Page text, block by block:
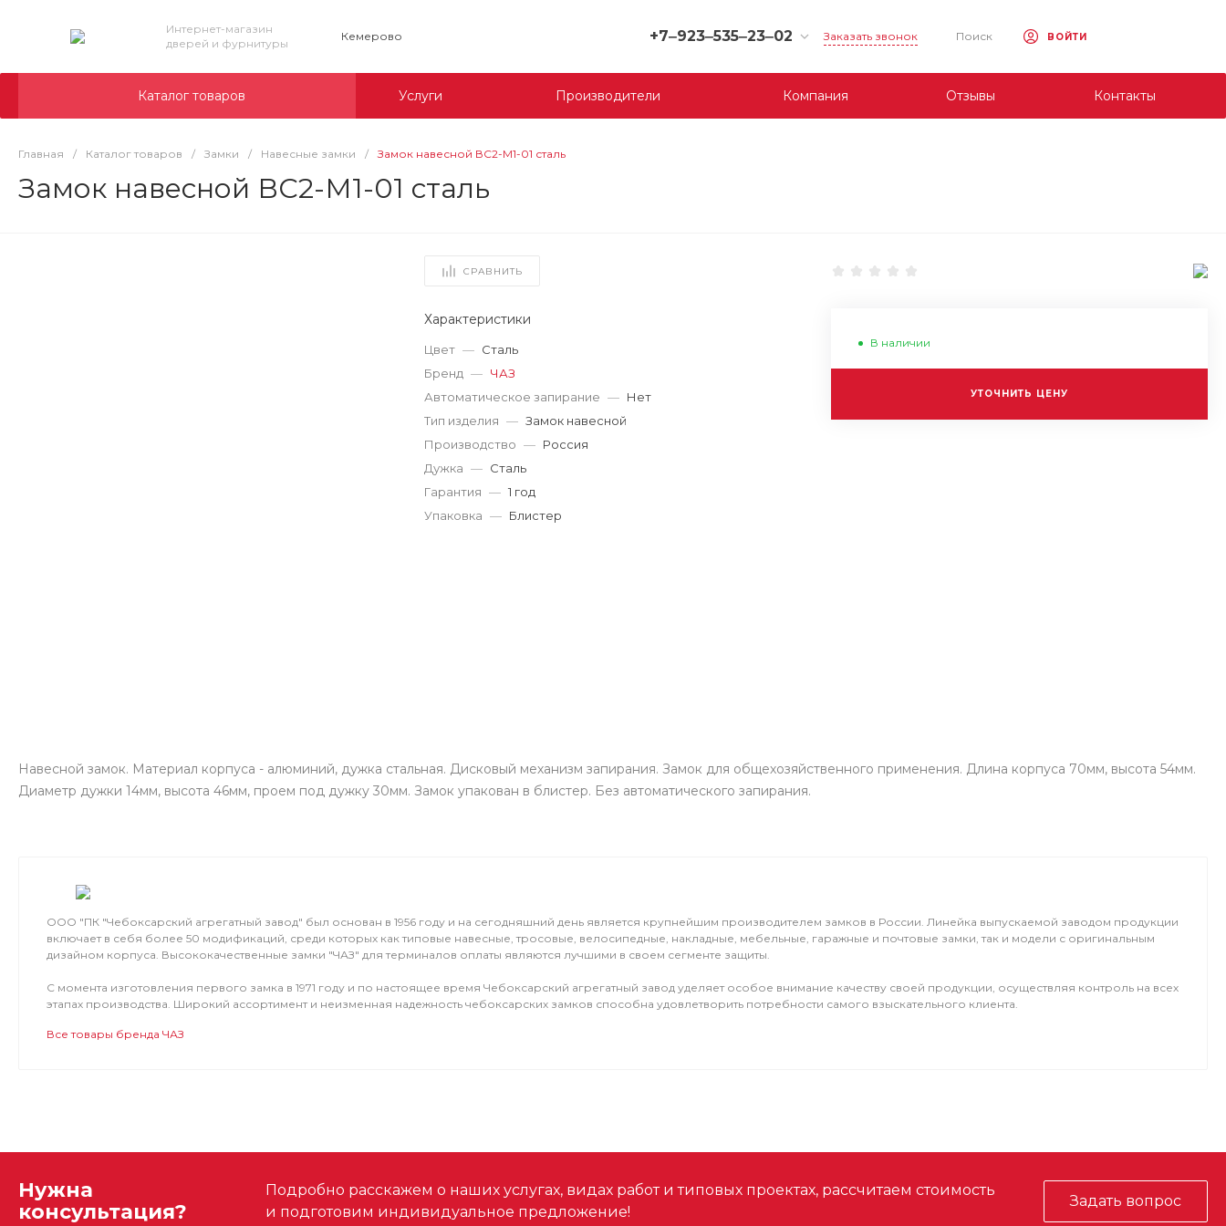
Интернет-магазин
дверей и фурнитуры
Кемерово +7‒923‒535‒23‒02
г. Кемерово, ул. Юрия
г. Кемерово, пр. Ленина
Заказать звонок Поиск ВОЙТИ
Каталог товаров Услуги Производители Компания Отзывы Контакты
Главная / Каталог товаров / Замки / Навесные замки / Замок навесной ВС2-М1-01 сталь
Замок навесной ВС2-М1-01 сталь
СРАВНИТЬ
Характеристики
Цвет — Сталь
Бренд — ЧАЗ
Автоматическое запирание — Нет
Тип изделия — Замок навесной
Производство — Россия
Дужка — Сталь
Гарантия — 1 год
Упаковка — Блистер
В наличии
УТОЧНИТЬ ЦЕНУ
Навесной замок. Материал корпуса - алюминий, дужка стальная. Дисковый механизм запирания. Замок для общехозяйственного применения. Длина корпуса 70мм, высота 54мм.
Диаметр дужки 14мм, высота 46мм, проем под дужку 30мм. Замок упакован в блистер. Без автоматического запирания.
ООО "ПК "Чебоксарский агрегатный завод" был основан в 1956 году и на сегодняшний день является крупнейшим производителем замков в России. Линейка выпускаемой заводом продукции
включает в себя более 50 модификаций, среди которых как типовые навесные, тросовые, велосипедные, накладные, мебельные, гаражные и почтовые замки, так и модели с оригинальным
дизайном корпуса. Высококачественные замки "ЧАЗ" для терминалов оплаты являются лучшими в своем сегменте защиты.
С момента изготовления первого замка в 1971 году и по настоящее время Чебоксарский агрегатный завод уделяет особое внимание качеству своей продукции, осуществляя контроль на всех
этапах производства. Широкий ассортимент и неизменная надежность чебоксарских замков способна удовлетворить потребности самого взыскательного клиента.
Все товары бренда ЧАЗ
Нужна
консультация?
Подробно расскажем о наших услугах, видах работ и типовых проектах, рассчитаем стоимость
и подготовим индивидуальное предложение!
Задать вопрос